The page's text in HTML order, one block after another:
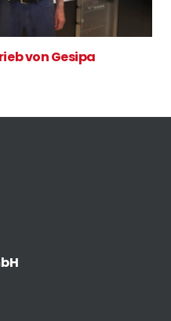
von Gesipa